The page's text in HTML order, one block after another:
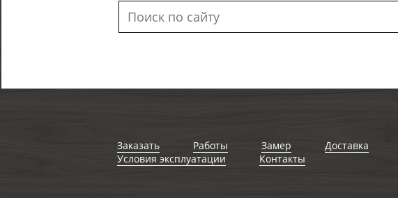
Заказать Работы Замер Доставка
Условия эксплуатации
Контакты